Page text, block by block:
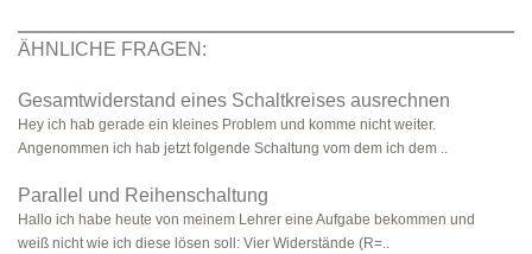
ÄHNLICHE FRAGEN:
Gesamtwiderstand eines Schaltkreises ausrechnen
Hey ich hab gerade ein kleines Problem und komme nicht weiter.
Angenommen ich hab jetzt folgende Schaltung vom dem ich dem ..
Parallel und Reihenschaltung
Hallo ich habe heute von meinem Lehrer eine Aufgabe bekommen und
weiß nicht wie ich diese lösen soll: Vier Widerstände (R=..